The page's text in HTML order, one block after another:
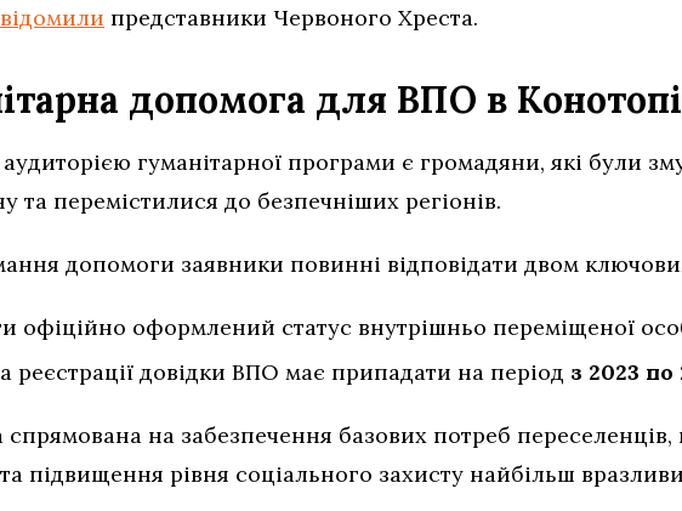
представники Червоного Хреста.
допомога для ВПО в Конотопі
гуманітарної програми є громадяни, які були
та перемістилися до безпечніших регіонів.
допомоги заявники повинні відповідати двом
офіційно оформлений статус внутрішньо переміщеної
реєстрації довідки ВПО має припадати на період з 2023
спрямована на забезпечення базових потреб
підвищення рівня соціального захисту найбільш